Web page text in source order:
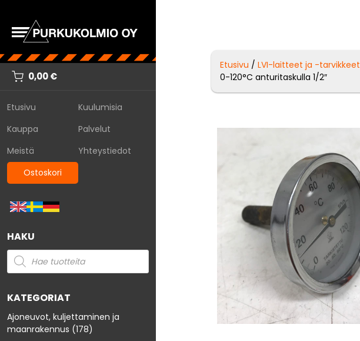
0,00€
Etusivu
Kuulumisia
Kauppa
Palvelut
Meistä
Yhteystiedot
Ostoskori
HAKU
KATEGORIAT
Ajoneuvot, kuljettaminen ja
maanrakennus (178)
Etusivu /LVI-laitteet ja -tarvikkeet
0-120°C anturitaskulla 1/2″